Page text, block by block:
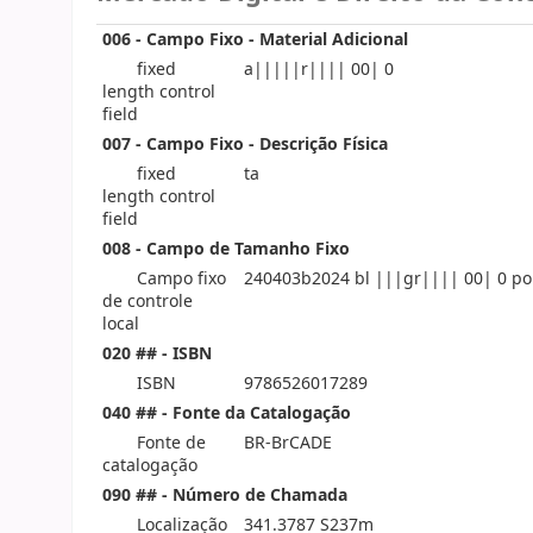
006 - Campo Fixo - Material Adicional
fixed
length control
field
a|||||r|||| 00| 0
007 - Campo Fixo - Descrição Física
fixed
length control
field
ta
008 - Campo de Tamanho Fixo
Campo fixo
de controle
local
240403b2024 bl |||gr|||| 00| 0
020 ## - ISBN
ISBN
9786526017289
040 ## - Fonte da Catalogação
Fonte de
catalogação
BR-BrCADE
090 ## - Número de Chamada
Localização
341.3787 S237m